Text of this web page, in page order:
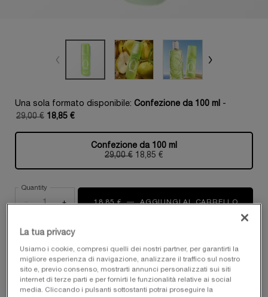
Una sola formato disponibile: Confezione da 100 ml -
Old price
29,00 €
New price
18,85 €
Selezionato
Confezione da 100 ml
Old price
29,00 € New price
18,85 €
, 1 di 1
−
Quantity
+ 18,85 € ― AGGIUNGI AL CARRELLOÔ
LA TUA BELLEZZA, OVUNQUE TU VADA​ ️️️
I TUOI ESSENZIALI ON-THE-GO PER UN'ESTATE
RADIOSA​
La tua privacy
Usiamo i cookie, compresi quelli dei nostri partner, per garantirti la
migliore esperienza di navigazione, analizzare il traffico sul nostro
sito e, previo consenso, mostrarti annunci personalizzati sui siti
internet di terze parti e per fornirti le funzionalità relative ai social
media. Cliccando i pulsanti sottostanti potrai proseguire la